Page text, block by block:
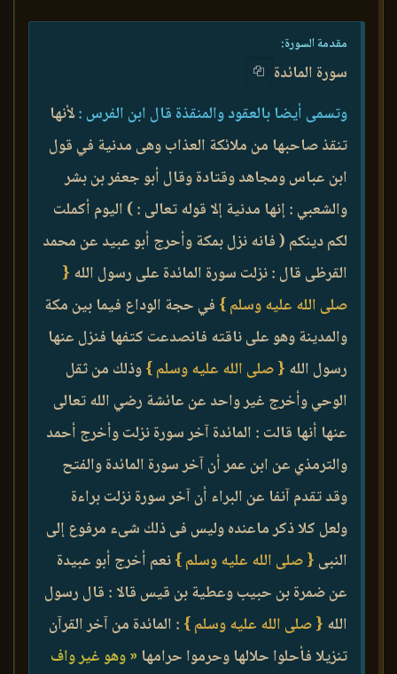
مقدمة السورة:
سورة المائدة
وتسمى أيضا بالعقود والمنقذة قال ابن الفرس :لأنها
تنقذ صاحبها من ملائكة العذاب وهى مدنية في قول
ابن عباس ومجاهد وقتادة وقال أبو جعفر بن بشر
والشعبي : إنها مدنية إلا قوله تعالى : ) اليوم أكملت
لكم دينكم ( فانه نزل بمكة وأحرج أبو عبيد عن محمد
القرظى قال : نزلت سورة المائدة على رسول الله {
صلى الله عليه وسلم } في حجة الوداع فيما بين مكة
والمدينة وهو على ناقته فانصدعت كتفها فنزل عنها
رسول الله { صلى الله عليه وسلم }وذلك من ثقل
الوحي وأخرج غير واحد عن عائشة رضي الله تعالى
عنها أنها قالت : المائدة آخر سورة نزلت وأخرج أحمد
والترمذي عن ابن عمر أن آخر سورة المائدة والفتح
وقد تقدم آنفا عن البراء أن آخر سورة نزلت براءة
ولعل كلا ذكر ماعنده وليس فى ذلك شىء مرفوع إلى
النبى { صلى الله عليه وسلم }نعم أخرج أبو عبيدة
عن ضمرة بن حبيب وعطية بن قيس قالا : قال رسول
الله { صلى الله عليه وسلم } : المائدة من آخر القرآن
تنزيلا فأحلوا حلالها وحرموا حرامها « وهو غير واف